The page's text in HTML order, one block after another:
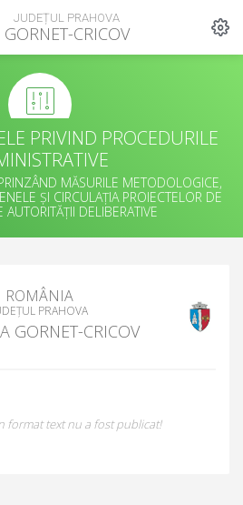
JUDEȚUL PRAHOVA
GORNET-CRICOV
PRIVIND PROCEDURILE
MĂSURILE METODOLOGICE,
ȘI CIRCULAȚIA PROIECTELOR DE
AUTORITĂȚII DELIBERATIVE
ROMÂNIA
PRAHOVA
GORNET-CRICOV
format text nu a fost publicat!